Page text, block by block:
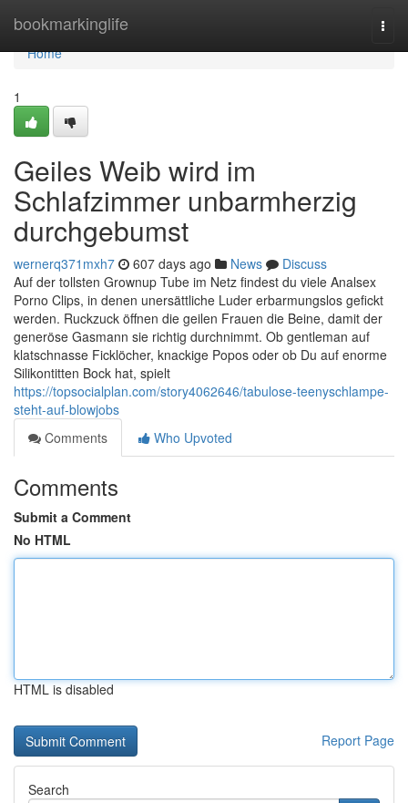
bookmarkinglife
Home
Home
1
Geiles Weib wird im
Schlafzimmer unbarmherzig
durchgebumst
wernerq371mxh7 607 days ago News
Discuss
Auf der tollsten Grownup Tube im Netz findest du viele Analsex
Porno Clips, in denen unersättliche Luder erbarmungslos gefickt
werden. Ruckzuck öffnen die geilen Frauen die Beine, damit der
generöse Gasmann sie richtig durchnimmt. Ob gentleman auf
klatschnasse Ficklöcher, knackige Popos oder ob Du auf enorme
Silikontitten Bock hat, spielt
https://topsocialplan.com/story4062646/tabulose-teenyschlampe-
steht-auf-blowjobs
Comments
Who Upvoted
Comments
Submit a Comment
No HTML
HTML is disabled
Report Page
Search